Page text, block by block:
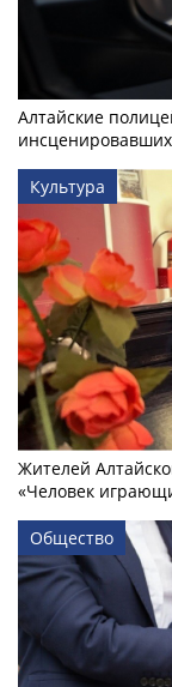
Алтайские
Культура
Жителей
«Человек
Общество